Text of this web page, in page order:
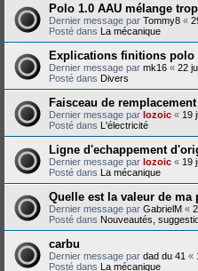
Polo 1.0 AAU mélange
Dernier message par Tommy8 «
Posté dans La mécanique
Explications finitions polo
Dernier message par mk16 « 22
Posté dans Divers
Faisceau de
Dernier message par lozoic « 19
Posté dans L'électricité
Ligne d'echappement
Dernier message par lozoic « 19
Posté dans La mécanique
Quelle est la valeur de ma
Dernier message par GabrielM «
Posté dans Nouveautés,
carbu
Dernier message par dad du 41 «
Posté dans La mécanique